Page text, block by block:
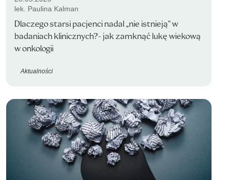
lek. Paulina Kalman
Dlaczego starsi pacjenci nadal „nie istnieją” w
badaniach klinicznych?- jak zamknąć lukę wiekową
w onkologii
Aktualności